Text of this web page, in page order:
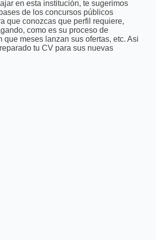
en esta institución, te sugerimos
de los concursos públicos
que conozcas que perfil requiere,
como es su proceso de
que meses lanzan sus ofertas, etc. Asi
tu CV para sus nuevas